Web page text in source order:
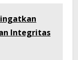
Integritas